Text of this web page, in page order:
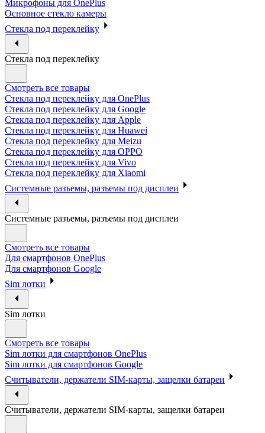
Микрофоны для OnePlus
Основное стекло камеры
Стекла под переклейку
Стекла под переклейку
Смотреть все товары
Стекла под переклейку для OnePlus
Стекла под переклейку для Google
Стекла под переклейку для Apple
Стекла под переклейку для Huawei
Стекла под переклейку для Meizu
Стекла под переклейку для OPPO
Стекла под переклейку для Vivo
Стекла под переклейку для Xiaomi
Системные разъемы, разъемы под дисплеи
Системные разъемы, разъемы под дисплеи
Смотреть все товары
Для смартфонов OnePlus
Для смартфонов Google
Sim лотки
Sim лотки
Смотреть все товары
Sim лотки для смартфонов OnePlus
Sim лотки для смартфонов Google
Считыватели, держатели SIM-карты, защелки батареи
Считыватели, держатели SIM-карты, защелки батареи